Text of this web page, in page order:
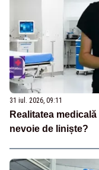
31 iul. 2026, 09:11
Realitatea
nevoie de liniște?